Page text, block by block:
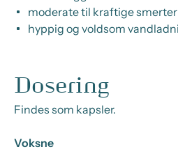
moderate til kraftige smerter
hyppig og voldsom
Dosering
Findes som kapsler.
Voksne